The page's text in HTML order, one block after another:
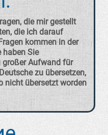
die mir gestellt
die ich darauf
kommen in der
haben Sie
großer Aufwand für
zu übersetzen,
nicht übersetzt worden